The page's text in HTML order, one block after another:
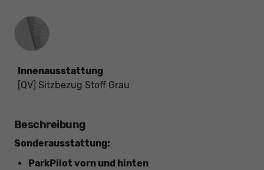
Innenausstattung
Innenausstattung
[QV] Sitzbezug Stoff Grau
Beschreibung
Sonderausstattung:
ParkPilot vorn und hinten